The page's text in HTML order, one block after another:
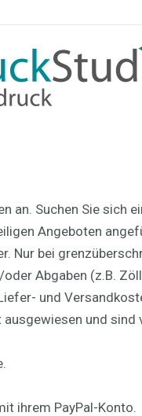
an. Suchen Sie sich
Angeboten
Nur bei
Abgaben (z.B.
und
und sind
ihrem PayPal-Konto.